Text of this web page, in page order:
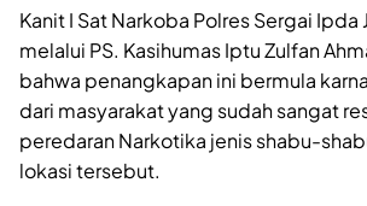
Kanit I Sat Narkoba Polres Sergai Ipda
melalui PS. Kasihumas Iptu Zulfan
bahwa penangkapan ini bermula
dari masyarakat yang sudah sangat
peredaran Narkotika jenis shabu-
lokasi tersebut.